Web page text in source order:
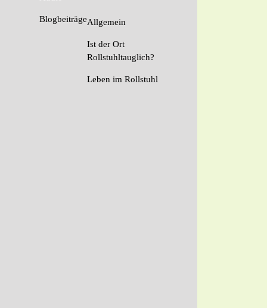
BlogbeiträgeAllgemein
Ist der Ort
Rollstuhltauglich?
Leben im Rollstuhl